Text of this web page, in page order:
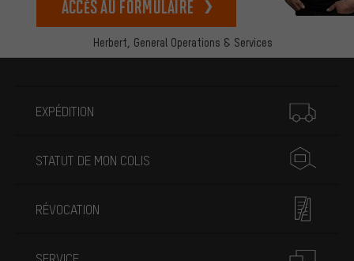
Herbert, General Operations & Services
Accès au formulaire
EXPÉDITION
STATUT DE MON COLIS
RÉVOCATION